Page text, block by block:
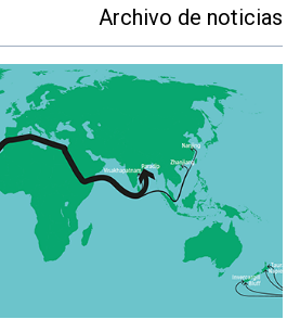
Archivo de noticias